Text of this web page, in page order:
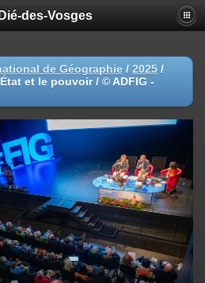
des-Vosges
de Géographie / 2025 /
et le pouvoir / © ADFIG -